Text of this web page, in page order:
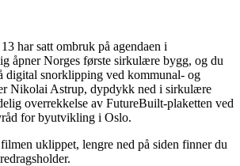
har satt ombruk på agendaen i
åpner Norges første sirkulære bygg, og du
digital snorklipping ved kommunal- og
Nikolai Astrup, dypdykk ned i sirkulære
overrekkelse av FutureBuilt-plaketten ved
for byutvikling i Oslo.
uklippet, lengre ned på siden finner du